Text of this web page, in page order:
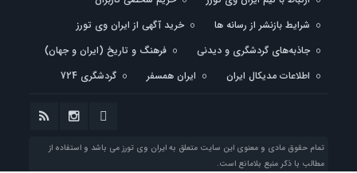
شرایط بازنشر از رسانه ها
خرید آگهی از ایران وی تورز
جاذبه‌های گردشگری و دیدنی
فرهنگ و تاریخ (ایران و جهان)
اطلاعات مدیکال ایران
ایران همسفر گردشگری 724
تمام حقوق مادی و معنوی این سایت متعلق به ایران وی تورز می باشد و استفاده از
مطالب با ذکر منبع بلامانع است.